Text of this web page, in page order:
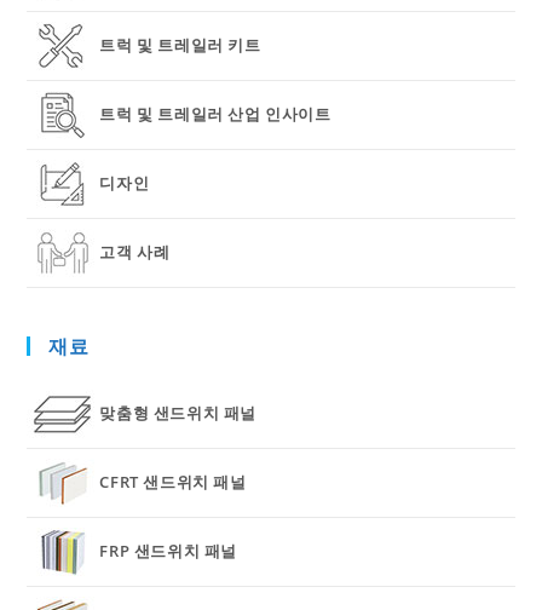
트럭 및 트레일러 키트
트럭 및 트레일러 산업 인사이트
디자인
고객 사례
재료
맞춤형 샌드위치 패널
CFRT 샌드위치 패널
FRP 샌드위치 패널